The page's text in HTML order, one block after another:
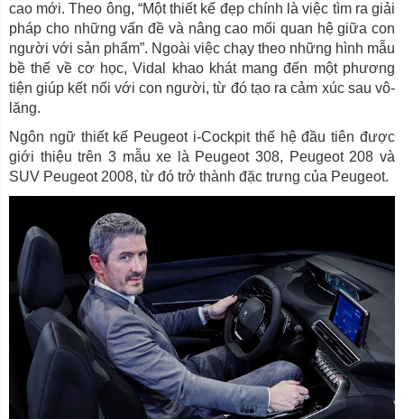
cao mới. Theo ông, “Một thiết kế đẹp chính là việc tìm ra giải
pháp cho những vấn đề và nâng cao mối quan hệ giữa con
người với sản phẩm”. Ngoài việc chạy theo những hình mẫu
bề thế về cơ học, Vidal khao khát mang đến một phương
tiện giúp kết nối với con người, từ đó tạo ra cảm xúc sau vô-
lăng.
Ngôn ngữ thiết kế Peugeot i-Cockpit thế hệ đầu tiên được
giới thiệu trên 3 mẫu xe là Peugeot 308, Peugeot 208 và
SUV Peugeot 2008, từ đó trở thành đặc trưng của Peugeot.